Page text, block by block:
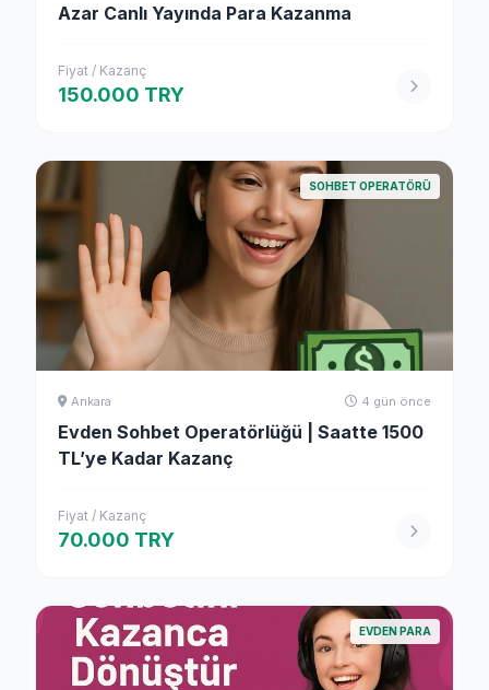
Azar Canlı Yayında Para Kazanma
Fiyat / Kazanç
150.000 TRY
SOHBET OPERATÖRÜ
Ankara 4 gün önce
Evden Sohbet Operatörlüğü | Saatte 1500
TL’ye Kadar Kazanç
Fiyat / Kazanç
70.000 TRY
EVDEN PARA